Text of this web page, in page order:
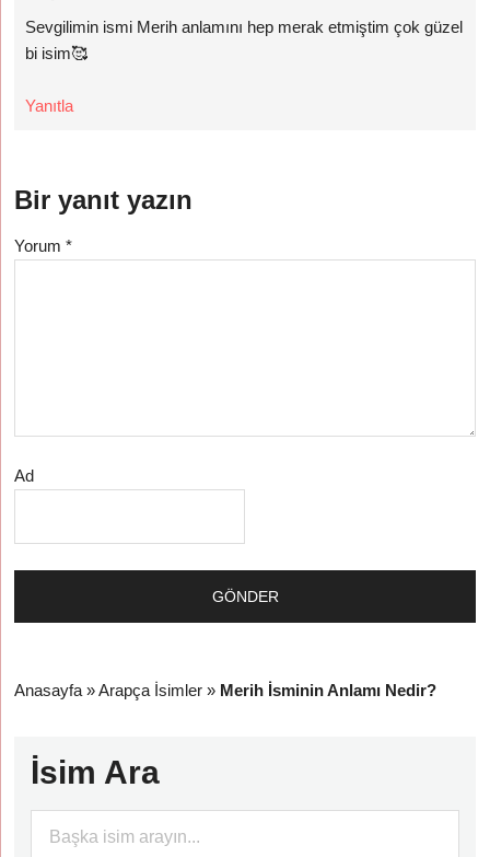
Sevgilimin ismi Merih anlamını hep merak etmiştim çok güzel
bi isim🥰
Yanıtla
Bir yanıt yazın
Yorum*
Ad
Anasayfa »Arapça İsimler » Merih İsminin Anlamı Nedir?
İsim Ara